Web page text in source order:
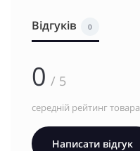
Відгуків 0
0 / 5
середній рейтинг товара
Написати відгук